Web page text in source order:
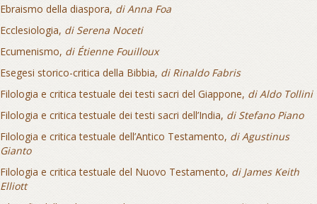
Ebraismo della diaspora, di Anna Foa
Ecclesiologia, di Serena Noceti
Ecumenismo, di Étienne Fouilloux
Esegesi storico-critica della Bibbia, di Rinaldo Fabris
Filologia e critica testuale dei testi sacri del Giappone, di Aldo Tollini
Filologia e critica testuale dei testi sacri dell’India, di Stefano Piano
Filologia e critica testuale dell’Antico Testamento, di Agustinus
Gianto
Filologia e critica testuale del Nuovo Testamento, di James Keith
Elliott